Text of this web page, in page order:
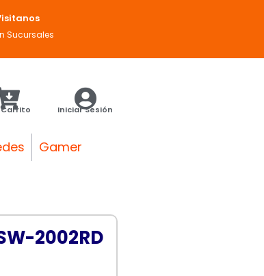
Sucursales
Iniciar Sesión
Gamer
2002RD